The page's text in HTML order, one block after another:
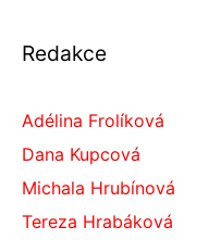
Redakce
Adélina Frolíková
Dana Kupcová
Michala Hrubínová
Tereza Hrabáková